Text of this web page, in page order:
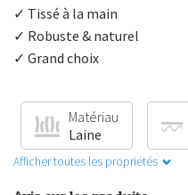
✓ Tissé à la main
✓ Robuste & naturel
✓ Grand choix
Matériau
Laine
Afficher toutes les propriétés